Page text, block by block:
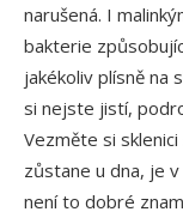
narušená. I
bakterie
jakékoliv plísně na
si nejste jistí,
Vezměte si
zůstane u dna, je
není to dobré